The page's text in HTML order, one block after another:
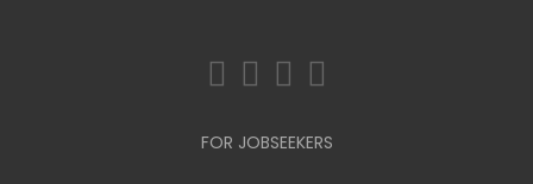
FOR JOBSEEKERS